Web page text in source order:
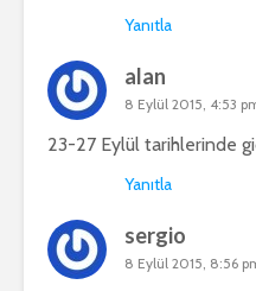
Yanıtla
alan
8 Eylül 2015, 4:53
23-27 Eylül tarihlerinde
Yanıtla
sergio
8 Eylül 2015, 8:56